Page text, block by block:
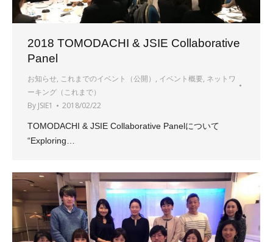
2018 TOMODACHI & JSIE Collaborative
Panel
お知らせ, これまでのイベント（公開） , イベント概要, ネットワ
ーキング（これまで）
By JSIE1 2018/02/22
TOMODACHI & JSIE Collaborative Panelについて
“Exploring…